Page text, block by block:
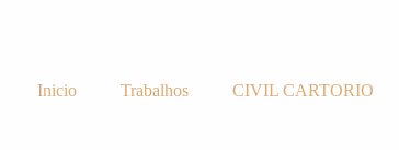
Inicio Trabalhos CIVIL CARTORIO